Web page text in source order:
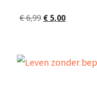
€6,99 Oorspronkelijke
€ 5,00Huidige